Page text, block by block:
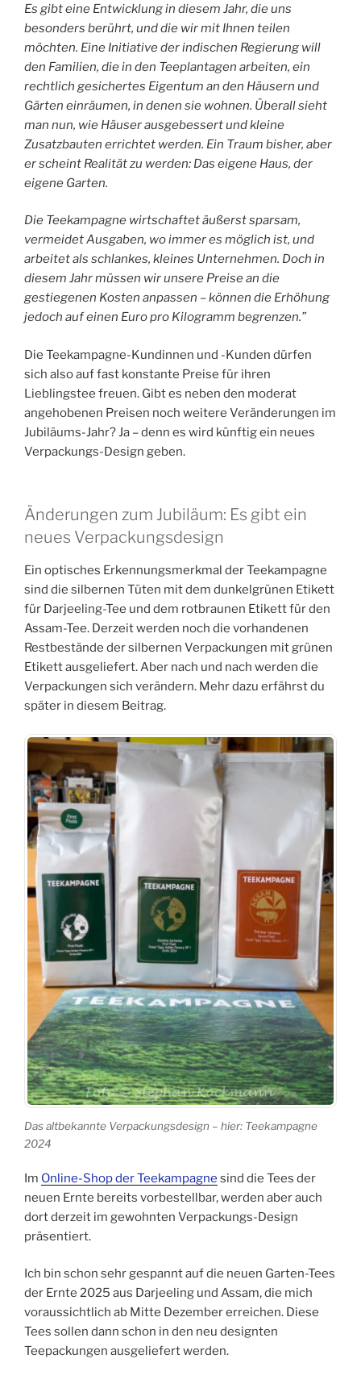
Es gibt eine Entwicklung in diesem Jahr, die uns
besonders berührt, und die wir mit Ihnen teilen
möchten. Eine Initiative der indischen Regierung will
den Familien, die in den Teeplantagen arbeiten, ein
rechtlich gesichertes Eigentum an den Häusern und
Gärten einräumen, in denen sie wohnen. Überall sieht
man nun, wie Häuser ausgebessert und kleine
Zusatzbauten errichtet werden. Ein Traum bisher, aber
er scheint Realität zu werden: Das eigene Haus, der
eigene Garten.
Die Teekampagne wirtschaftet äußerst sparsam,
vermeidet Ausgaben, wo immer es möglich ist, und
arbeitet als schlankes, kleines Unternehmen. Doch in
diesem Jahr müssen wir unsere Preise an die
gestiegenen Kosten anpassen – können die Erhöhung
jedoch auf einen Euro pro Kilogramm begrenzen.”
Die Teekampagne-Kundinnen und -Kunden dürfen
sich also auf fast konstante Preise für ihren
Lieblingstee freuen. Gibt es neben den moderat
angehobenen Preisen noch weitere Veränderungen im
Jubiläums-Jahr? Ja – denn es wird künftig ein neues
Verpackungs-Design geben.
Änderungen zum Jubiläum: Es gibt ein
neues Verpackungsdesign
Ein optisches Erkennungsmerkmal der Teekampagne
sind die silbernen Tüten mit dem dunkelgrünen Etikett
für Darjeeling-Tee und dem rotbraunen Etikett für den
Assam-Tee. Derzeit werden noch die vorhandenen
Restbestände der silbernen Verpackungen mit grünen
Etikett ausgeliefert. Aber nach und nach werden die
Verpackungen sich verändern. Mehr dazu erfährst du
später in diesem Beitrag.
Das altbekannte Verpackungsdesign – hier: Teekampagne
2024
Im Online-Shop der Teekampagne sind die Tees der
neuen Ernte bereits vorbestellbar, werden aber auch
dort derzeit im gewohnten Verpackungs-Design
präsentiert.
Ich bin schon sehr gespannt auf die neuen Garten-Tees
der Ernte 2025 aus Darjeeling und Assam, die mich
voraussichtlich ab Mitte Dezember erreichen. Diese
Tees sollen dann schon in den neu designten
Teepackungen ausgeliefert werden.